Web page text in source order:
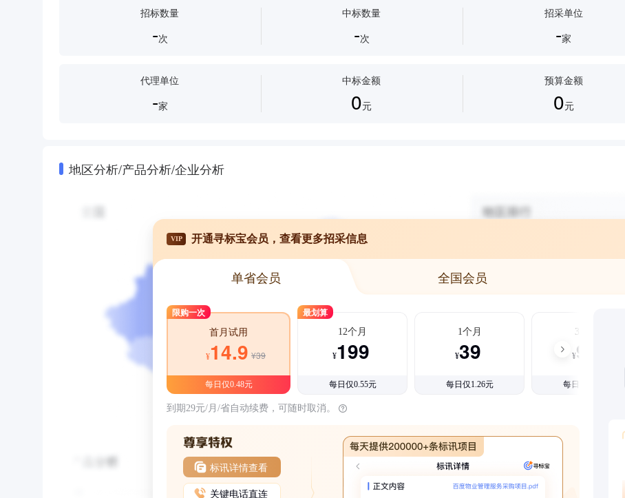
招标数量
-次
中标数量
-次
招采单位
-家
代理单位
-家
中标金额
0元
预算金额
0元
地区分析/产品分析/企业分析
VIP 开通寻标宝会员，查看更多招采信息
单省会员 全国会员
限购一次
首月试用
¥14.9 ¥39
每日仅0.48元
最划算
12个月
¥199
每日仅0.55元
1个月
¥39
每日仅1.26元
3个月
¥99
每日仅1.08元
到期29元/月/省自动续费，可随时取消。
标讯详情查看
关键电话直连